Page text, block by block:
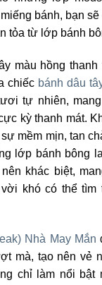
bánh, bạn
tỏa từ lớp bánh
màu hồng
chiếc bánh dâu
tự nhiên,
kỳ thanh mát.
mềm mịn, tan
lớp bánh bông
khác biệt,
khó có thể tìm
Nhà May Mắn
mà, tạo nên vẻ
chỉ làm nổi bật